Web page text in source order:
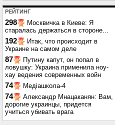
РЕЙТИНГ
298
Москвичка в Киеве: Я
старалась держаться в стороне...
192
Итак, что происходит в
Украине на самом деле
87
Путину капут, он попал в
ловушку: Украина применила ноу-
хау ведения современных войн
74 Медіашкола-4
74
Александр Мнацаканян: Вам,
дорогие украинцы, придется
учиться убивать врага